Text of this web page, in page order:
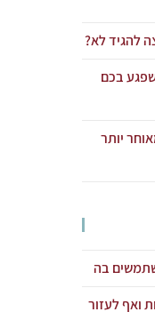
להגיד לא?
בכם
יותר
בה
ואף לעזור